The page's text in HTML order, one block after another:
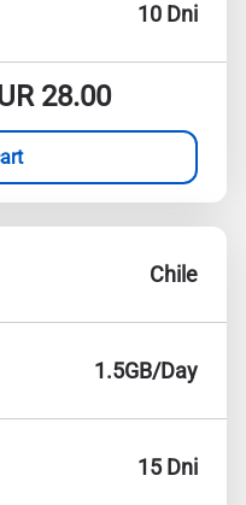
10 Dni
28.00
Chile
1.5GB/Day
15 Dni